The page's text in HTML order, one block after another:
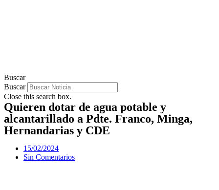
Buscar
Buscar
Close this search box.
Quieren dotar de agua potable y
alcantarillado a Pdte. Franco, Minga,
Hernandarias y CDE
15/02/2024
Sin Comentarios